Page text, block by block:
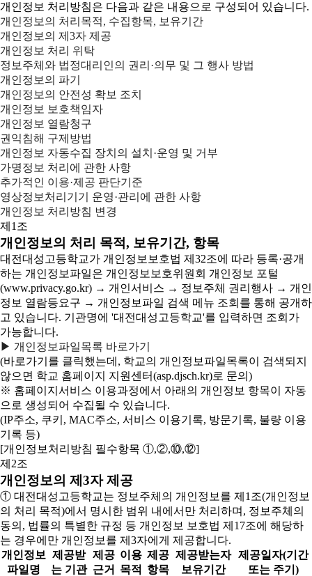
개인정보 처리방침은 다음과 같은 내용으로 구성되어 있습니다.
개인정보의 처리목적, 수집항목, 보유기간
개인정보의 제3자 제공
개인정보 처리 위탁
정보주체와 법정대리인의 권리·의무 및 그 행사 방법
개인정보의 파기
개인정보의 안전성 확보 조치
개인정보 보호책임자
개인정보 열람청구
권익침해 구제방법
개인정보 자동수집 장치의 설치·운영 및 거부
가명정보 처리에 관한 사항
추가적인 이용·제공 판단기준
영상정보처리기기 운영·관리에 관한 사항
개인정보 처리방침 변경
제1조
개인정보의 처리 목적, 보유기간, 항목
대전대성고등학교가 개인정보보호법 제32조에 따라 등록·공개
하는 개인정보파일은 개인정보보호위원회 개인정보 포털
(www.privacy.go.kr) → 개인서비스 → 정보주체 권리행사 → 개인
정보 열람등요구 → 개인정보파일 검색 메뉴 조회를 통해 공개하
고 있습니다. 기관명에 '대전대성고등학교'를 입력하면 조회가
가능합니다.
▶ 개인정보파일목록 바로가기
(바로가기를 클릭했는데, 학교의 개인정보파일목록이 검색되지
않으면 학교 홈페이지 지원센터(asp.djsch.kr)로 문의)
※ 홈페이지서비스 이용과정에서 아래의 개인정보 항목이 자동
으로 생성되어 수집될 수 있습니다.
(IP주소, 쿠키, MAC주소, 서비스 이용기록, 방문기록, 불량 이용
기록 등)
[개인정보처리방침 필수항목 ①,②,⑩,⑫]
제2조
개인정보의 제3자 제공
① 대전대성고등학교는 정보주체의 개인정보를 제1조(개인정보
의 처리 목적)에서 명시한 범위 내에서만 처리하며, 정보주체의
동의, 법률의 특별한 규정 등 개인정보 보호법 제17조에 해당하
는 경우에만 개인정보를 제3자에게 제공합니다.
개인정보
파일명
제공받
는 기관
제공
근거
이용
목적
제공
항목
제공받는자
보유기간
제공일자(기간
또는 주기)